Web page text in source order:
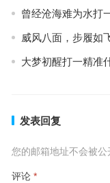
曾经沧海难为水打
威风八面，步履如
大梦初醒打一精准
发表回复
您的邮箱地址不会被公
评论 *